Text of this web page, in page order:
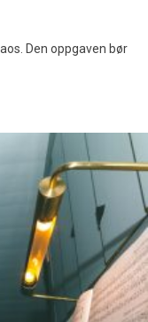
Den oppgaven bør